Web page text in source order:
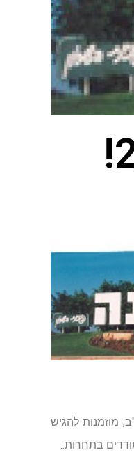
ט'- י"ב, מוזמנות להגיש